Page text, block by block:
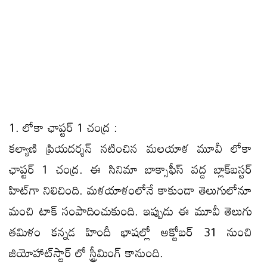
1. లోకా ఛాప్టర్ 1 చంద్ర :
కల్యాణి ప్రియదర్శన్ నటించిన మలయాళ మూవీ లోకా
ఛాప్టర్ 1 చంద్ర. ఈ సినిమా బాక్సాఫీస్ వద్ద బ్లాక్‌బస్టర్
హిట్‌గా నిలిచింది. మళయాళంలోనే కాకుండా తెలుగులోనూ
మంచి టాక్ సంపాదించుకుంది. ఇప్పుడు ఈ మూవీ తెలుగు
తమిళం కన్నడ హిందీ భాషల్లో అక్టోబర్ 31 నుంచి
జియోహాట్‌స్టార్ లో స్ట్రీమింగ్ కానుంది.